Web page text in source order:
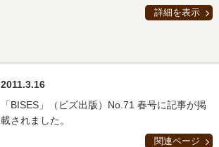
詳細を表示
2011.3.16
「BISES」（ビズ出版）No.71 春号に記事が掲
載されました。
関連ページ